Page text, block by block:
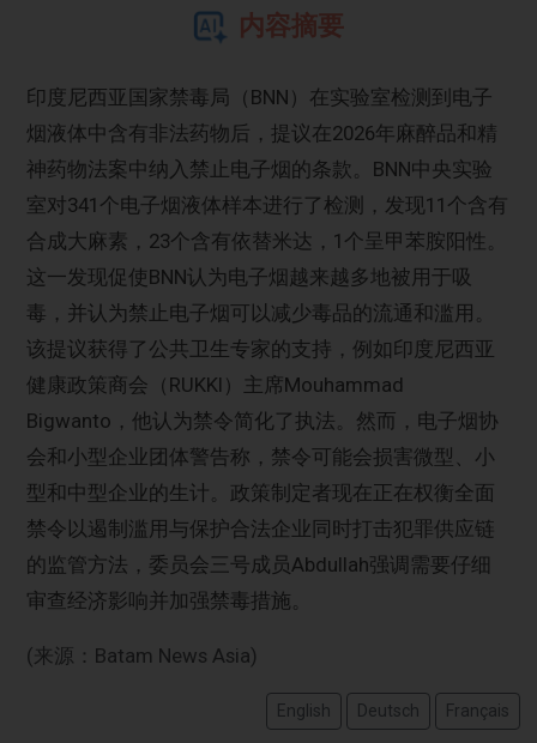
内容摘要
印度尼西亚国家禁毒局（BNN）在实验室检测到电子
烟液体中含有非法药物后，提议在2026年麻醉品和精
神药物法案中纳入禁止电子烟的条款。BNN中央实验
室对341个电子烟液体样本进行了检测，发现11个含有
合成大麻素，23个含有依替米达，1个呈甲苯胺阳性。
这一发现促使BNN认为电子烟越来越多地被用于吸
毒，并认为禁止电子烟可以减少毒品的流通和滥用。
该提议获得了公共卫生专家的支持，例如印度尼西亚
健康政策商会（RUKKI）主席Mouhammad
Bigwanto，他认为禁令简化了执法。然而，电子烟协
会和小型企业团体警告称，禁令可能会损害微型、小
型和中型企业的生计。政策制定者现在正在权衡全面
禁令以遏制滥用与保护合法企业同时打击犯罪供应链
的监管方法，委员会三号成员Abdullah强调需要仔细
审查经济影响并加强禁毒措施。
(来源：Batam News Asia)
English Deutsch Français